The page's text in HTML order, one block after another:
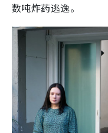
数吨炸药逃逸。